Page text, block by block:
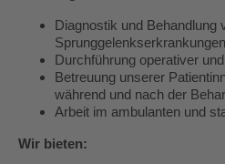
Diagnostik und Behandlung
Sprunggelenkserkrankungen
Durchführung operativer
Betreuung unserer
während und nach der
Arbeit im ambulanten und
Wir bieten: